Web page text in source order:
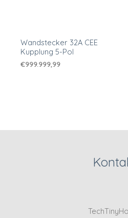
Wandstecker 32A CEE
Kupplung 5-Pol
€999.999,99